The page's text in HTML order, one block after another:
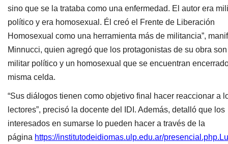
sino que se la trataba como una enfermedad. El autor era
político y era homosexual. Él creó el Frente de Liberación
Homosexual como una herramienta más de militancia”,
Minnucci, quien agregó que los protagonistas de su obra
militar político y un homosexual que se encuentran
misma celda.
“Sus diálogos tienen como objetivo final hacer reaccionar a
lectores”, precisó la docente del IDI. Además, detalló que los
interesados en sumarse lo pueden hacer a través de la
página https://institutodeidiomas.ulp.edu.ar/